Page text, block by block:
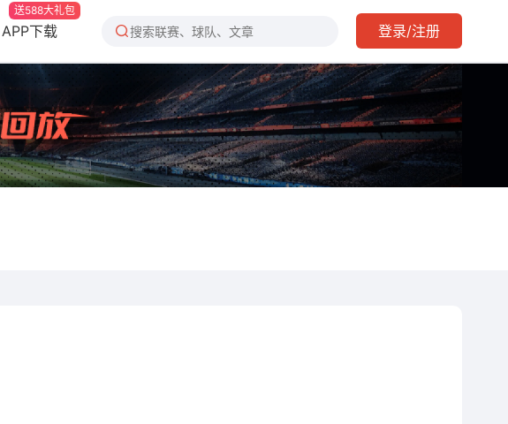
APP下载
送588大礼包
登录/注册